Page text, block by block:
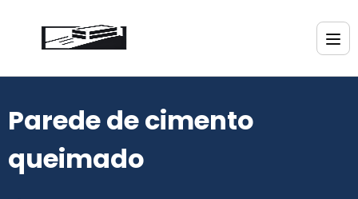
Parede de cimento
queimado